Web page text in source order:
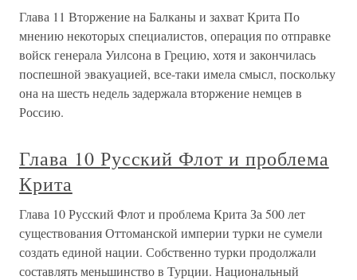
Глава 11 Вторжение на Балканы и захват Крита По
мнению некоторых специалистов, операция по отправке
войск генерала Уилсона в Грецию, хотя и закончилась
поспешной эвакуацией, все-таки имела смысл, поскольку
она на шесть недель задержала вторжение немцев в
Россию.
Глава 10 Русский Флот и проблема
Крита
Глава 10 Русский Флот и проблема Крита За 500 лет
существования Оттоманской империи турки не сумели
создать единой нации. Собственно турки продолжали
составлять меньшинство в Турции. Национальный